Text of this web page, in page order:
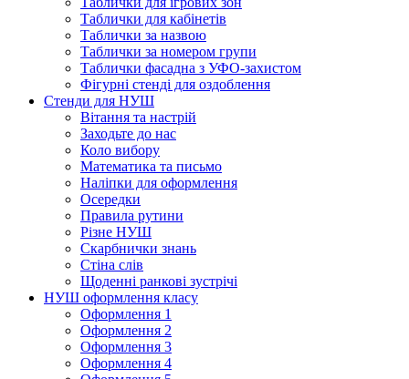
Таблички для кабінетів
Таблички за назвою
Таблички за номером групи
Таблички фасадна з УФО-захистом
Фігурні стенді для оздоблення
Стенди для НУШ
Вітання та настрій
Заходьте до нас
Коло вибору
Математика та письмо
Наліпки для оформлення
Осередки
Правила рутини
Різне НУШ
Скарбнички знань
Стіна слів
Щоденні ранкові зустрічі
НУШ оформлення класу
Оформлення 1
Оформлення 2
Оформлення 3
Оформлення 4